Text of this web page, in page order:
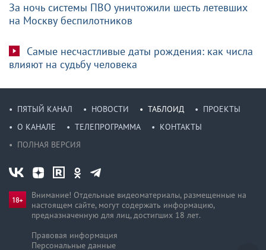
За ночь системы ПВО уничтожили шесть летевших
на Москву беспилотников
Самые несчастливые даты рождения: как числа
влияют на судьбу человека
ПЯТЫЙ КАНАЛ НОВОСТИ ТАБЛОИД
ПРОЕКТЫ
О КАНАЛЕ
ТЕЛЕПРОГРАММА
КОНТАКТЫ
ПОЛНАЯ ВЕРСИЯ
Внимание! Отдельные видеоматериалы, размещенные на
настоящем сайте, могут содержать информацию,
предназначен­ную для лиц, достигших 18 лет.
Правовая информация
Персональные данные